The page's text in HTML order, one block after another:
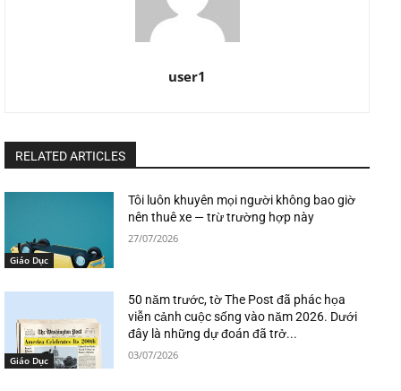
user1
RELATED ARTICLES
Giáo Dục
Tôi luôn khuyên mọi người không bao giờ
nên thuê xe — trừ trường hợp này
27/07/2026
Giáo Dục
50 năm trước, tờ The Post đã phác họa
viễn cảnh cuộc sống vào năm 2026. Dưới
đây là những dự đoán đã trở...
03/07/2026